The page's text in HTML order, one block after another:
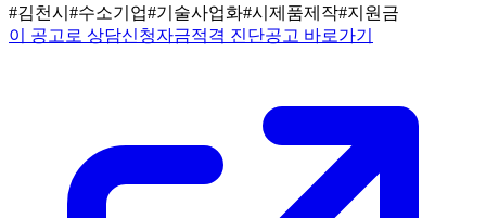
#김천시 #수소기업#기술사업화#시제품제작#지원금
이 공고로 상담신청자금적격 진단공고 바로가기